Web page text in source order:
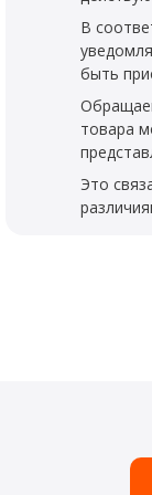
В
быть
товара
Это